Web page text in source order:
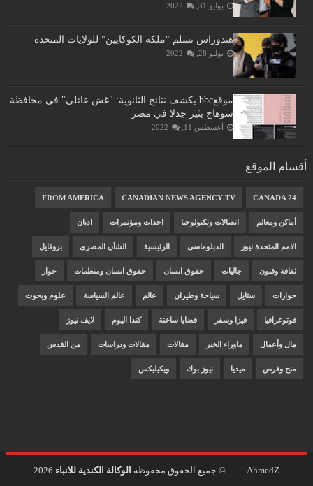
يوليو 31, 2022
هندوراس تسلم "ملكة الكوكايين" للولايات المتحدة
يوليو 28, 2022
موقعbbc يكشف نتائج الثانوية: "غش عائلي" فى محافظة
سوهاج يثير جدلا في مصر
أغسطس 11, 2022
أقسام الموقع
CANADA 24
CANADIAN NEWS AGENCY TV
FROM AMERICA
أماكن ومعالم اتصالات وتكنولوجيا احداث ومؤتمرات اديان
الامم المتحدة نيوز الدبلوماسى الرئيسية الشأن المصرى بروفايل
ثقافة وفنون جاليات حقوق انسان حقوق انسان ومنظمات حوار
حوارات ستايل سياحة وطيران عالم عالم السياسة علوم وبحوث
فوتوغرافيا فيزا وسفر قضايا ساخنة كندا اليوم لايف نيوز
مال وأعمال ماوراء الخبر مقالات مقالات ودراسات من القدس
منح وفرص ميديا نيوز بوك ويكيليكس
AhmedZ © جميع الحقوق محفوظة الوكالة الكندية للانباء 2026